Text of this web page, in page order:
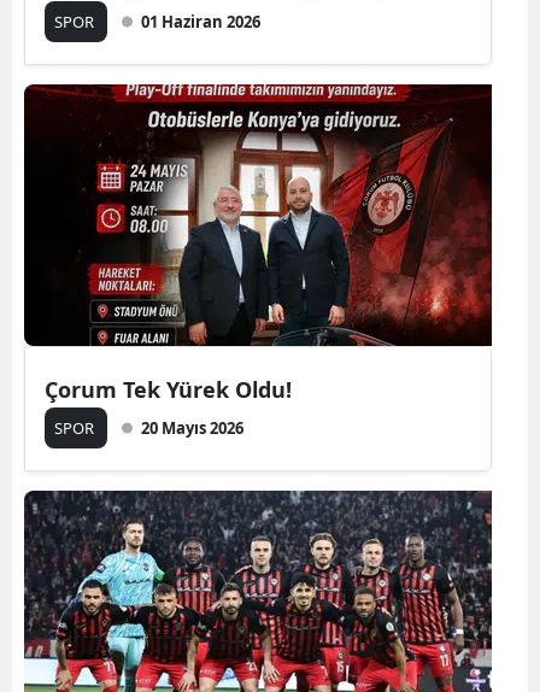
SPOR 01 Haziran 2026
Çorum Tek Yürek Oldu!
SPOR 20 Mayıs 2026